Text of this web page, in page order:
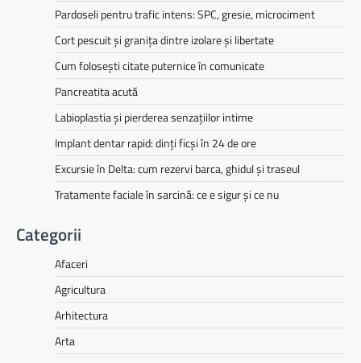
Pardoseli pentru trafic intens: SPC, gresie, microciment
Cort pescuit și granița dintre izolare și libertate
Cum folosești citate puternice în comunicate
Pancreatita acută
Labioplastia și pierderea senzațiilor intime
Implant dentar rapid: dinți ficși în 24 de ore
Excursie în Delta: cum rezervi barca, ghidul și traseul
Tratamente faciale în sarcină: ce e sigur și ce nu
Categorii
Afaceri
Agricultura
Arhitectura
Arta